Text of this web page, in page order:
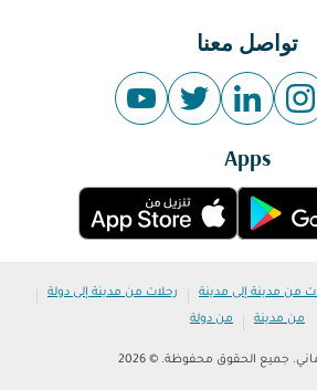
تواصل معنا
Apps
من مدينة إلى مدينة | رحلات من مدينة إلى دولة |
من مدينة | من دولة
جميع الحقوق محفوظة. © 2026